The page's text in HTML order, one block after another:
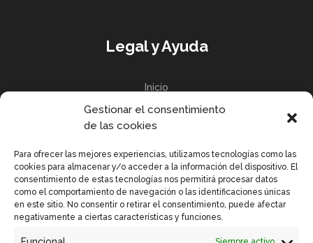
Gestionar el consentimiento
de las cookies
Para ofrecer las mejores experiencias, utilizamos tecnologías como las
cookies para almacenar y/o acceder a la información del dispositivo. El
consentimiento de estas tecnologías nos permitirá procesar datos
como el comportamiento de navegación o las identificaciones únicas
en este sitio. No consentir o retirar el consentimiento, puede afectar
negativamente a ciertas características y funciones.
Legal y Ayuda
Inicio
Política de privacidad
Enlaces Rápidos